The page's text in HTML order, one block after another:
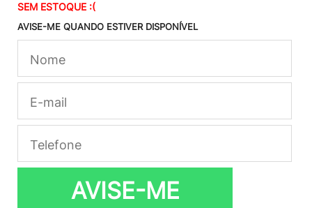
SEM ESTOQUE :(
AVISE-ME QUANDO ESTIVER DISPONÍVEL
AVISE-ME